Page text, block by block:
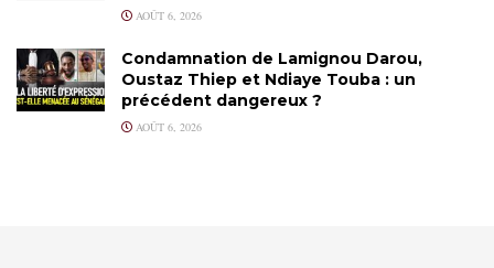
AOÛT 6, 2026
Condamnation de Lamignou Darou,
Oustaz Thiep et Ndiaye Touba : un
précédent dangereux ?
AOÛT 6, 2026